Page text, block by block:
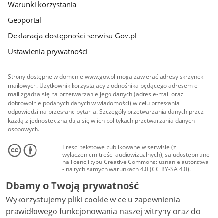
Warunki korzystania
Geoportal
Deklaracja dostępności serwisu Gov.pl
Ustawienia prywatności
Strony dostępne w domenie www.gov.pl mogą zawierać adresy skrzynek
mailowych. Użytkownik korzystający z odnośnika będącego adresem e-
mail zgadza się na przetwarzanie jego danych (adres e-mail oraz
dobrowolnie podanych danych w wiadomości) w celu przesłania
odpowiedzi na przesłane pytania. Szczegóły przetwarzania danych przez
każdą z jednostek znajdują się w ich politykach przetwarzania danych
osobowych.
Treści tekstowe publikowane w serwisie (z
wyłączeniem treści audiowizualnych), są udostępniane
na licencji typu Creative Commons: uznanie autorstwa
- na tych samych warunkach 4.0 (CC BY-SA 4.0).
Materiały audiowizualne, w tym zdjęcia, materiały
audio i wideo, są udostępniane na licencji typu
Creative Commons: uznanie autorstwa użycie
niekomercyjne - bez utworów zależnych 4.0 (CC BY-
NC-ND 4.0), o ile nie jest to stwierdzone inaczej.
Dbamy o Twoją prywatność
Wykorzystujemy pliki cookie w celu zapewnienia
prawidłowego funkcjonowania naszej witryny oraz do